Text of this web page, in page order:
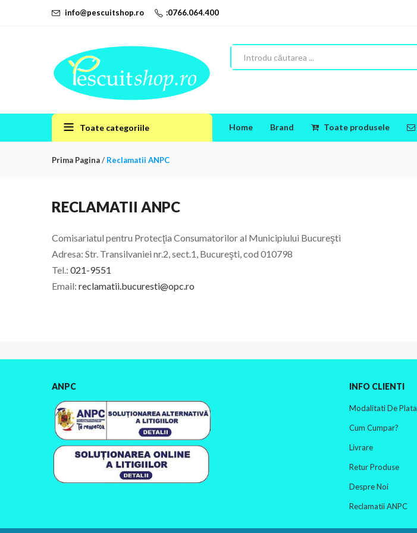
info@pescuitshop.ro :0766.064.400
Toate categoriile Home Brand Toate produsele
Prima Pagina/ Reclamatii ANPC
RECLAMATII ANPC
Comisariatul pentru Protecţia Consumatorilor al Municipiului Bucureşti
Adresa: Str. Transilvaniei nr.2, sect.1, Bucureşti, cod 010798
Tel.: 021-9551
Email: reclamatii.bucuresti@opc.ro
ANPC INFO CLIENTI
Modalitati De Plata
Cum Cumpar?
Livrare
Retur Produse
Despre Noi
Reclamatii ANPC